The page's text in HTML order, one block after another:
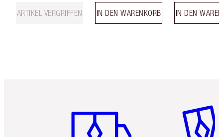
ARTIKEL VERGRIFFEN IN DEN WARENKORB IN DEN